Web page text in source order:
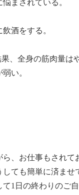
まされている。
酒をする。
果、全身の筋肉量は
い。
ら、お仕事もされて
しても簡単に済ませ
て1日の終わりのご